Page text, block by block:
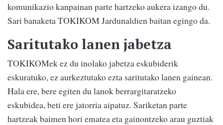
komunikazio kanpainan parte hartzeko aukera izango du.
Sari banaketa TOKIKOM Jardunaldien baitan egingo da.
Saritutako lanen jabetza
TOKIKOMek ez du inolako jabetza eskubiderik
eskuratuko, ez aurkeztutako ezta saritutako lanen gainean.
Hala ere, bere egiten du lanok berrargitaratzeko
eskubidea, beti ere jatorria aipatuz. Sariketan parte
hartzeak baimen hori ematea eta gainontzeko arau guztiak